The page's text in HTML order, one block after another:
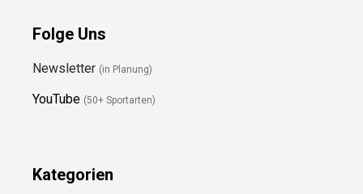
Newsletter
YouTube (50+ Sportarten)
Blog